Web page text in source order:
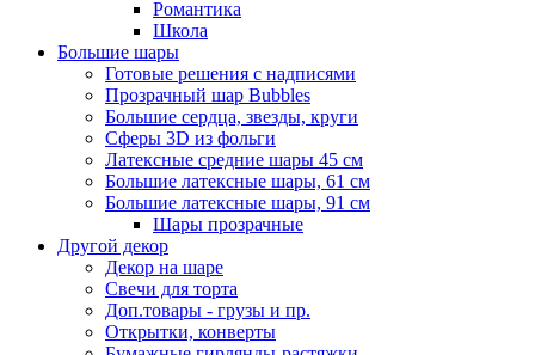
Романтика
Школа
Большие шары
Готовые решения с надписями
Прозрачный шар Bubbles
Большие сердца, звезды, круги
Сферы 3D из фольги
Латексные средние шары 45 см
Большие латексные шары, 61 см
Большие латексные шары, 91 см
Шары прозрачные
Другой декор
Декор на шаре
Свечи для торта
Доп.товары - грузы и пр.
Открытки, конверты